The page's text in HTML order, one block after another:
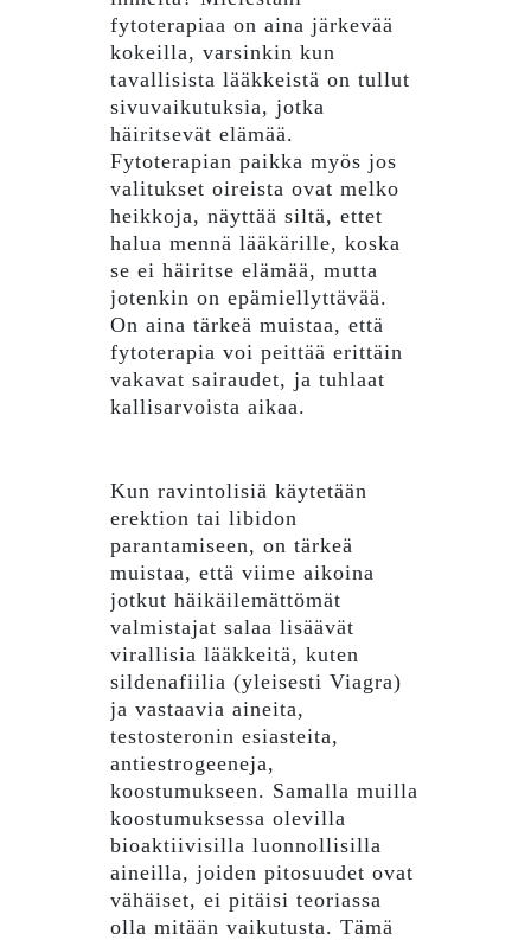
fytoterapiaa on aina järkevää
kokeilla, varsinkin kun
tavallisista lääkkeistä on tullut
sivuvaikutuksia, jotka
häiritsevät elämää.
Fytoterapian paikka myös jos
valitukset oireista ovat melko
heikkoja, näyttää siltä, ​​ettet
halua mennä lääkärille, koska
se ei häiritse elämää, mutta
jotenkin on epämiellyttävää.
On aina tärkeä muistaa, että
fytoterapia voi peittää erittäin
vakavat sairaudet, ja tuhlaat
kallisarvoista aikaa.
Kun ravintolisiä käytetään
erektion tai libidon
parantamiseen, on tärkeä
muistaa, että viime aikoina
jotkut häikäilemättömät
valmistajat salaa lisäävät
virallisia lääkkeitä, kuten
sildenafiilia (yleisesti Viagra)
ja vastaavia aineita,
testosteronin esiasteita,
antiestrogeeneja,
koostumukseen. Samalla muilla
koostumuksessa olevilla
bioaktiivisilla luonnollisilla
aineilla, joiden pitosuudet ovat
vähäiset, ei pitäisi teoriassa
olla mitään vaikutusta. Tämä